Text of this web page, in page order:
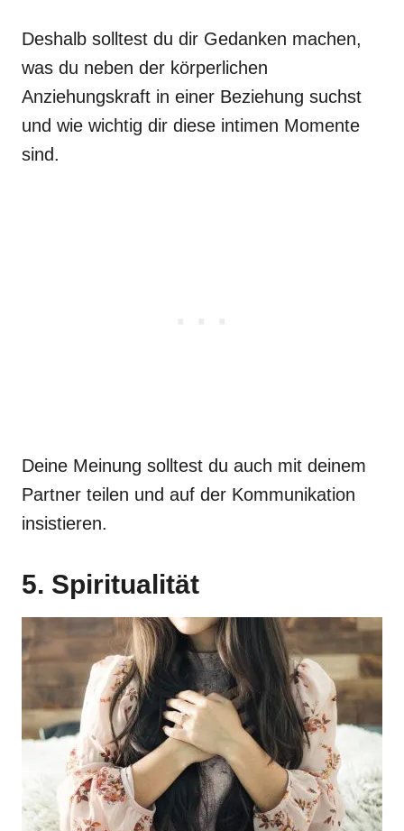
Deshalb solltest du dir Gedanken machen,
was du neben der körperlichen
Anziehungskraft in einer Beziehung suchst
und wie wichtig dir diese intimen Momente
sind.
Deine Meinung solltest du auch mit deinem
Partner teilen und auf der Kommunikation
insistieren.
5. Spiritualität